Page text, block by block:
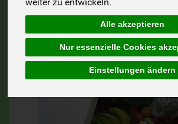
Alle akzeptieren
Nur essenzielle Cookies
Einstellungen ändern